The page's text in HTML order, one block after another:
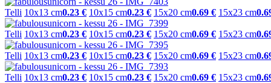
Telli 10x13 cm0.23 € 10x15 cm0.23 € 15x20 cm0.69 € 15x23 cm
Telli 10x13 cm0.23 € 10x15 cm0.23 € 15x20 cm0.69 € 15x23 cm
Telli 10x13 cm0.23 € 10x15 cm0.23 € 15x20 cm0.69 € 15x23 cm
Telli 10x13 cm0.23 € 10x15 cm0.23 € 15x20 cm0.69 € 15x23 cm